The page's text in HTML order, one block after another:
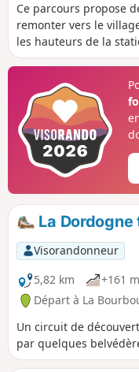
Ce parcours propose
remonter vers le
les hauteurs de la
Bourboule en
La Dordogne
Visorandonneur
5,82 km
+161 m
Départ à La
Un circuit de
par quelques